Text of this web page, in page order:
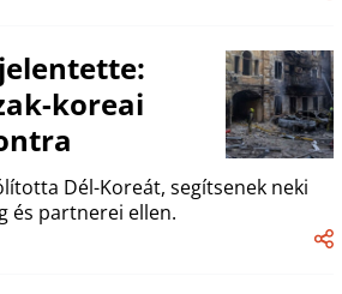
koreai
Dél-Koreát, segítsenek neki
és partnerei ellen.